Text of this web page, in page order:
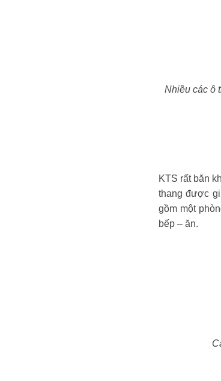
Nhiều các ô
KTS rất băn
thang được
gồm một
bếp – ăn.